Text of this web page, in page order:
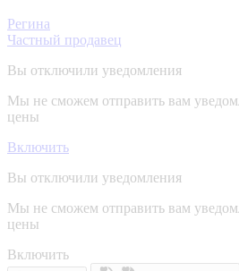
Регина
Частный продавец
Вы отключили уведомления
Мы не сможем отправить вам
цены
Включить
Вы отключили уведомления
Мы не сможем отправить вам
цены
Включить